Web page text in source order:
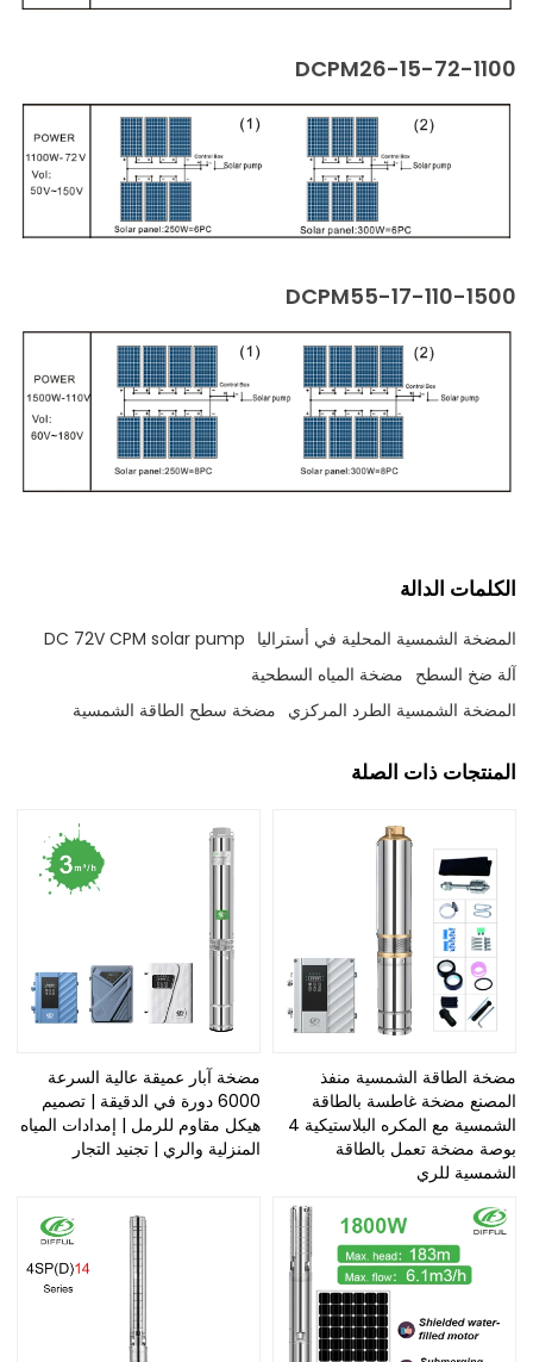
DCPM26-15-72-1100
DCPM55-17-110-1500
الكلمات الدالة
المضخة الشمسية المحلية في أستراليا DC 72V CPM solar pump
آلة ضخ السطح مضخة المياه السطحية
المضخة الشمسية الطرد المركزي مضخة سطح الطاقة الشمسية
المنتجات ذات الصلة
مضخة الطاقة الشمسية منفذ
المصنع مضخة غاطسة بالطاقة
الشمسية مع المكره البلاستيكية 4
بوصة مضخة تعمل بالطاقة
الشمسية للري
مضخة آبار عميقة عالية السرعة
6000 دورة في الدقيقة | تصميم
هيكل مقاوم للرمل | إمدادات المياه
المنزلية والري | تجنيد التجار